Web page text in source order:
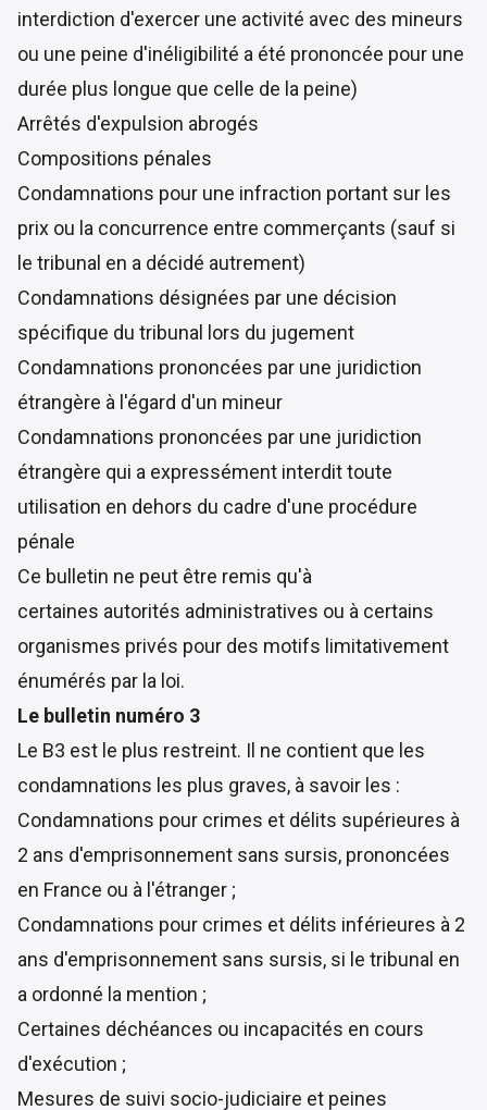
interdiction d'exercer une activité avec des mineurs
ou une peine d'inéligibilité a été prononcée pour une
durée plus longue que celle de la peine)
Arrêtés d'expulsion abrogés
Compositions pénales
Condamnations pour une infraction portant sur les
prix ou la concurrence entre commerçants (sauf si
le tribunal en a décidé autrement)
Condamnations désignées par une décision
spécifique du tribunal lors du jugement
Condamnations prononcées par une juridiction
étrangère à l'égard d'un mineur
Condamnations prononcées par une juridiction
étrangère qui a expressément interdit toute
utilisation en dehors du cadre d'une procédure
pénale
Ce bulletin ne peut être remis qu'à
certaines autorités administratives ou à certains
organismes privés pour des motifs limitativement
énumérés par la loi.
Le bulletin numéro 3
Le B3 est le plus restreint. Il ne contient que les
condamnations les plus graves, à savoir les :
Condamnations pour crimes et délits supérieures à
2 ans d'emprisonnement sans sursis, prononcées
en France ou à l'étranger ;
Condamnations pour crimes et délits inférieures à 2
ans d'emprisonnement sans sursis, si le tribunal en
a ordonné la mention ;
Certaines déchéances ou incapacités en cours
d'exécution ;
Mesures de suivi socio-judiciaire et peines